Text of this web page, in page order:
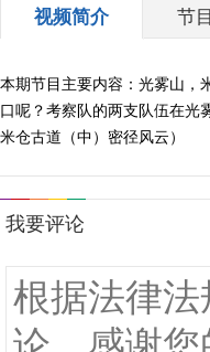
视频简介 节
本期节目主要内容：光雾山，
口呢？考察队的两支队伍在光
米仓古道（中）密径风云）